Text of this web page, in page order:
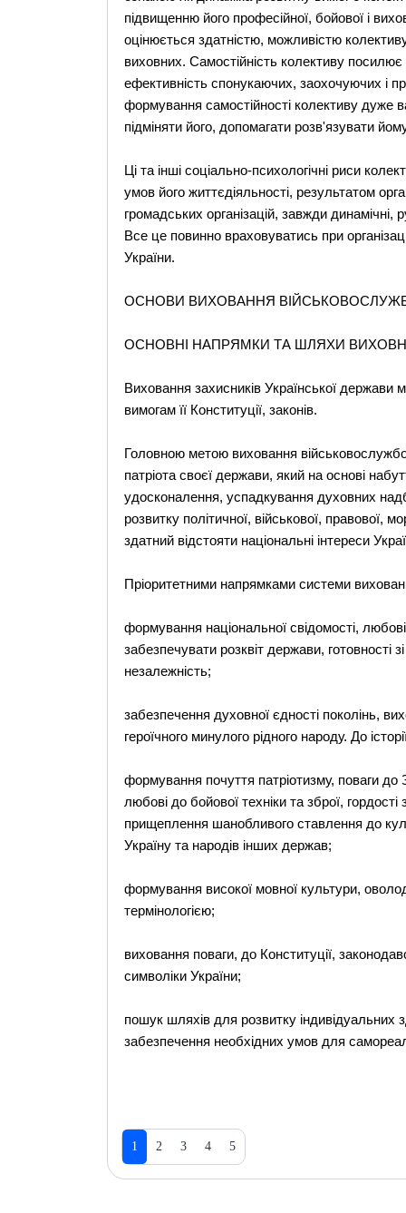
підвищенню його професійної, бойової і
оцінюється здатністю, можливістю
виховних. Самостійність колективу посилює
ефективність спонукаючих, заохочуючих і
формування самостійності колективу дуже
підміняти його, допомагати розв'язувати
Ці та інші соціально-психологічні риси
умов його життєдіяльності, результатом
громадських організацій, завжди динамічні,
Все це повинно враховуватись при
України.
ОСНОВИ ВИХОВАННЯ
ОСНОВНІ НАПРЯМКИ ТА ШЛЯХИ
Виховання захисників Української держави
вимогам її Конституції, законів.
Головною метою виховання
патріота своєї держави, який на основі
удосконалення, успадкування духовних
розвитку політичної, військової, правової,
здатний відстояти національні інтереси
Пріоритетними напрямками системи
формування національної свідомості,
забезпечувати розквіт держави, готовності
незалежність;
забезпечення духовної єдності поколінь,
героїчного минулого рідного народу. До
формування почуття патріотизму, поваги до
любові до бойової техніки та зброї,
прищеплення шанобливого ставлення до
Україну та народів інших держав;
формування високої мовної культури,
термінологією;
виховання поваги, до Конституції,
символіки України;
пошук шляхів для розвитку індивідуальних
забезпечення необхідних умов для
1 2 3 4 5